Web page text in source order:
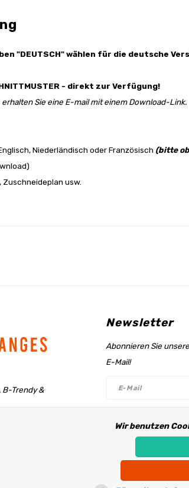
"DEUTSCH" wählen für die deutsche
- direkt zur Verfügung!
Sie eine E-mail mit einem Download-Link.
Niederländisch oder Französisch (bitte
usw.
B-Trendy &
Newsletter
Abonnieren Sie
E-Mail!
Folge uns
Wir benutzen